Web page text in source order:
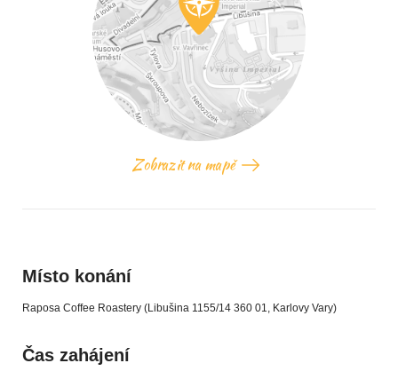
Zobrazit na mapě
Místo konání
Raposa Coffee Roastery (Libušina 1155/14 360 01, Karlovy Vary)
Čas zahájení